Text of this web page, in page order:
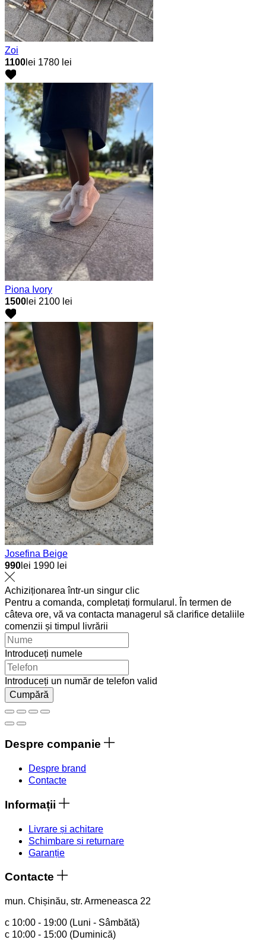
Zoi
1100 lei 1780 lei
Piona Ivory
1500 lei 2100 lei
Josefina Beige
990 lei 1990 lei
Achiziționarea într-un singur clic
Pentru a comanda, completați formularul. În termen de
câteva ore, vă va contacta managerul să clarifice detaliile
comenzii și timpul livrării
Introduceți numele
Introduceți un număr de telefon valid
Cumpără
Despre companie
Despre brand
Contacte
Informații
Livrare și achitare
Schimbare și returnare
Garanție
Contacte
mun. Chișinău, str. Armeneasca 22
с 10:00 - 19:00 (Luni - Sâmbătă)
с 10:00 - 15:00 (Duminică)